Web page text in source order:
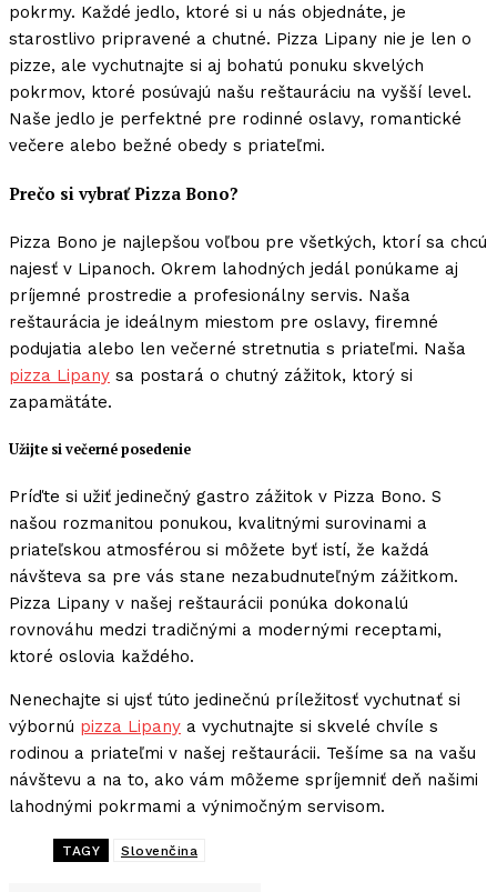
pokrmy. Každé jedlo, ktoré si u nás objednáte, je
starostlivo pripravené a chutné. Pizza Lipany nie je len o
pizze, ale vychutnajte si aj bohatú ponuku skvelých
pokrmov, ktoré posúvajú našu reštauráciu na vyšší level.
Naše jedlo je perfektné pre rodinné oslavy, romantické
večere alebo bežné obedy s priateľmi.
Prečo si vybrať Pizza Bono?
Pizza Bono je najlepšou voľbou pre všetkých, ktorí sa chcú
najesť v Lipanoch. Okrem lahodných jedál ponúkame aj
príjemné prostredie a profesionálny servis. Naša
reštaurácia je ideálnym miestom pre oslavy, firemné
podujatia alebo len večerné stretnutia s priateľmi. Naša
pizza Lipany sa postará o chutný zážitok, ktorý si
zapamätáte.
Užijte si večerné posedenie
Príďte si užiť jedinečný gastro zážitok v Pizza Bono. S
našou rozmanitou ponukou, kvalitnými surovinami a
priateľskou atmosférou si môžete byť istí, že každá
návšteva sa pre vás stane nezabudnuteľným zážitkom.
Pizza Lipany v našej reštaurácii ponúka dokonalú
rovnováhu medzi tradičnými a modernými receptami,
ktoré oslovia každého.
Nenechajte si ujsť túto jedinečnú príležitosť vychutnať si
výbornú pizza Lipany a vychutnajte si skvelé chvíle s
rodinou a priateľmi v našej reštaurácii. Tešíme sa na vašu
návštevu a na to, ako vám môžeme spríjemniť deň našimi
lahodnými pokrmami a výnimočným servisom.
TAGY Slovenčina